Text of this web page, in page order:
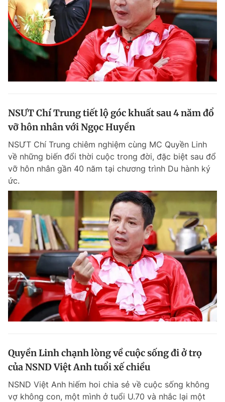
NSƯT Chí Trung tiết lộ góc khuất sau 4 năm đổ
vỡ hôn nhân với Ngọc Huyền
NSƯT Chí Trung chiêm nghiệm cùng MC Quyền Linh
về những biến đổi thời cuộc trong đời, đặc biệt sau đổ
vỡ hôn nhân gần 40 năm tại chương trình Du hành ký
ức.
Quyền Linh chạnh lòng về cuộc sống đi ở trọ
của NSND Việt Anh tuổi xế chiều
NSND Việt Anh hiếm hoi chia sẻ về cuộc sống không
vợ không con, một mình ở tuổi U.70 và nhắc lại một